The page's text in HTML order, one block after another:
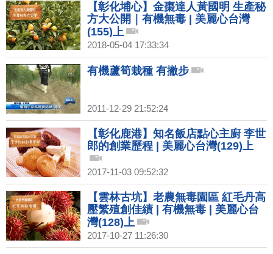
【彰化埔心】金棗達人黃國明 生產秘
方大公開｜有機無毒 | 美麗心台灣
(155)上
2018-05-04 17:33:34
有機蘆筍栽種 有撇步
2011-12-29 21:52:24
【彰化鹿港】知名飯店點心主廚 李世
郎的創業歷程 | 美麗心台灣(129)上
2017-11-03 09:52:32
【雲林古坑】老農無毒園區 紅毛丹高
壓繁殖創佳績 | 有機無毒 | 美麗心台
灣(128)上
2017-10-27 11:26:30